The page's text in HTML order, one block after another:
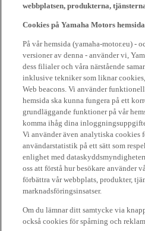
webbplatsen, produkterna,
Cookies på Yamaha Motors hemsida
På vår hemsida (yamaha-motor.eu) -
versioner av denna - använder vi,
dess filialer och våra närstående
inklusive tekniker som liknar cookies,
Web beacons. Vi använder
hemsida ska kunna fungera på ett
grundläggande funktioner på vår
komma ihåg dina
Vi använder även analytiska cookies
användarstatistik på ett sätt som
enlighet med
oss att förstå hur besökare använder
förbättra vår webbplats, produkter,
marknadsföringsinsatser.
Om du lämnar ditt samtycke via
också cookies för spårning och